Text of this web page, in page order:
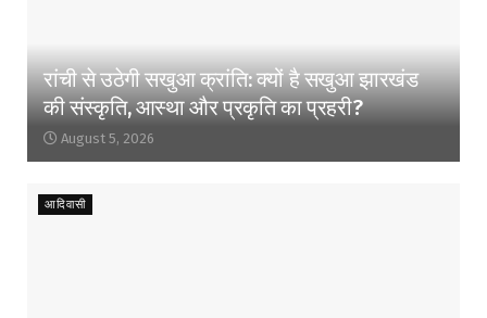
रांची से उठेगी सखुआ क्रांति: क्यों है सखुआ झारखंड
की संस्कृति, आस्था और प्रकृति का प्रहरी?
August 5, 2026
आदिवासी